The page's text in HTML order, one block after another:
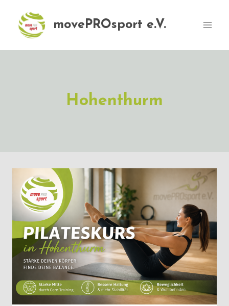
Inhalt
springen
movePROsport e.V.
Hohenthurm